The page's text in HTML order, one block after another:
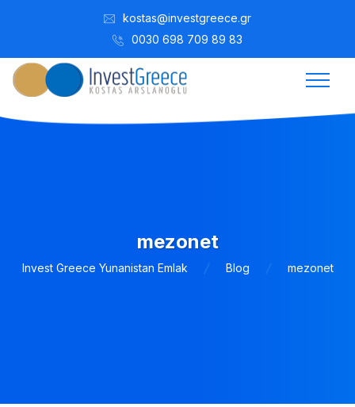
kostas@investgreece.gr
0030 698 709 89 83
mezonet
Invest Greece Yunanistan Emlak Blog mezonet